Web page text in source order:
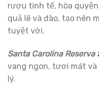
rượu tinh tế, hòa
quả lê và đào, tạo nên
tuyệt vời.
Santa Carolina Reserva
vang ngon, tươi mát và
lý.